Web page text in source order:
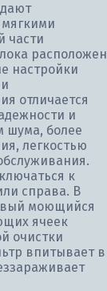
части
расположен
настройки
отличается
и
шума, более
легкостью
к
справа. В
моющийся
ячеек
очистки
впитывает в